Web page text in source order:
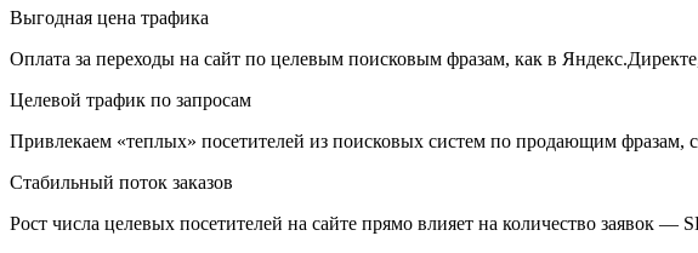
Выгодная цена трафика
Оплата за переходы на сайт по целевым поисковым фразам, как в
Целевой трафик по запросам
Привлекаем «теплых» посетителей из поисковых систем по продающим фразам,
Стабильный поток заказов
Рост числа целевых посетителей на сайте прямо влияет на количество заявок